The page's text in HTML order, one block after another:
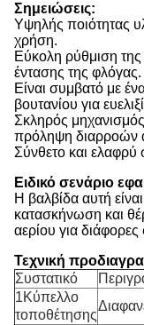
Σημειώσεις:
Υψηλής ποιότητας
χρήση.
Εύκολη ρύθμιση της
έντασης της φλόγας.
Είναι συμβατό με
βουτανίου για
Σκληρός
πρόληψη διαρροών
Σύνθετο και ελαφρύ
Ειδικό σενάριο
Η βαλβίδα αυτή
κατασκήνωση και
αερίου για
Τεχνική
Συστατικό
1Κύπελλο
τοποθέτησης